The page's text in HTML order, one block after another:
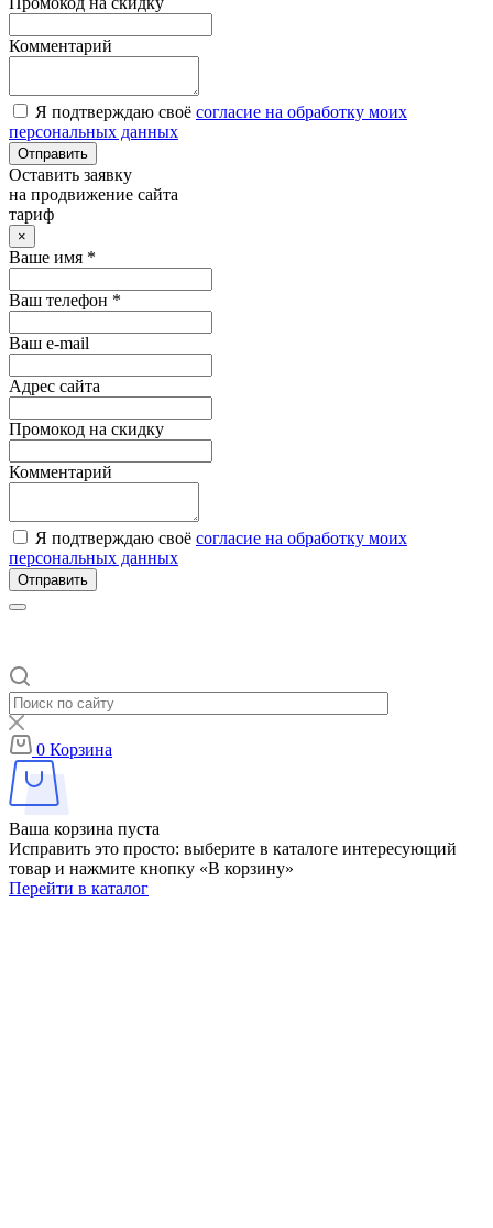
Комментарий
Я подтверждаю своё согласие на обработку моих
персональных данных
Отправить
Оставить заявку
на продвижение сайта
тариф
×
Ваше имя *
Ваш телефон *
Ваш e-mail
Адрес сайта
Промокод на скидку
Комментарий
Я подтверждаю своё согласие на обработку моих
персональных данных
Отправить
0 Корзина
Ваша корзина пуста
Исправить это просто: выберите в каталоге интересующий
товар и нажмите кнопку «В корзину»
Перейти в каталог